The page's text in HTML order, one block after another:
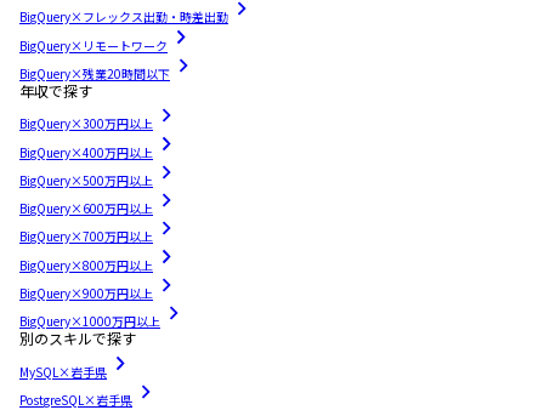
BigQuery×フレックス出勤・時差出勤
BigQuery×リモートワーク
BigQuery×残業20時間以下
年収で探す
BigQuery×300万円以上
BigQuery×400万円以上
BigQuery×500万円以上
BigQuery×600万円以上
BigQuery×700万円以上
BigQuery×800万円以上
BigQuery×900万円以上
BigQuery×1000万円以上
別のスキルで探す
MySQL×岩手県
PostgreSQL×岩手県